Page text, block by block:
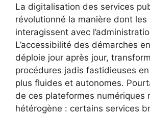
La digitalisation des services
révolutionné la manière dont les
interagissent avec
L’accessibilité des démarches
déploie jour après jour,
procédures jadis fastidieuses
plus fluides et autonomes.
de ces plateformes numériques
hétérogène : certains services